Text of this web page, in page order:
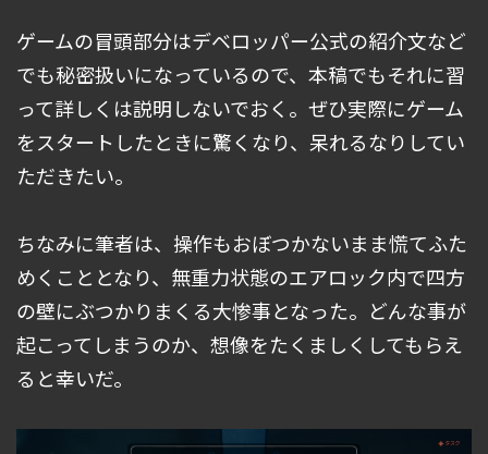
ゲームの冒頭部分はデベロッパー公式の紹介文など
でも秘密扱いになっているので、本稿でもそれに習
って詳しくは説明しないでおく。ぜひ実際にゲーム
をスタートしたときに驚くなり、呆れるなりしてい
ただきたい。
ちなみに筆者は、操作もおぼつかないまま慌てふた
めくこととなり、無重力状態のエアロック内で四方
の壁にぶつかりまくる大惨事となった。どんな事が
起こってしまうのか、想像をたくましくしてもらえ
ると幸いだ。